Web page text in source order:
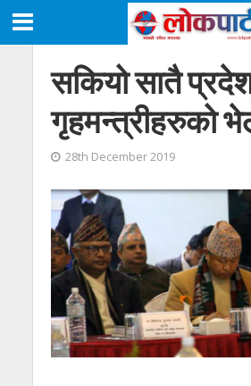
सकियो सातै
गृहमन्त्रीहरुको
28th December 2019